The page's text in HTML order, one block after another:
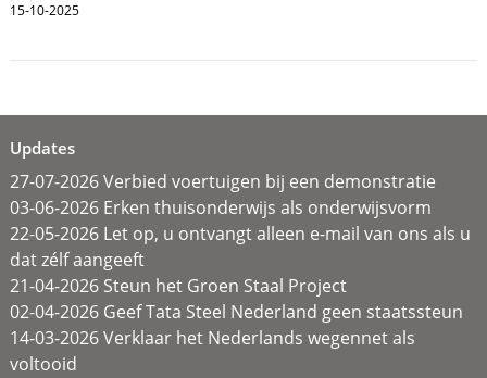
15-10-2025
Updates
27-07-2026 Verbied voertuigen bij een demonstratie
03-06-2026 Erken thuisonderwijs als onderwijsvorm
22-05-2026 Let op, u ontvangt alleen e-mail van ons als u
dat zélf aangeeft
21-04-2026 Steun het Groen Staal Project
02-04-2026 Geef Tata Steel Nederland geen staatssteun
14-03-2026 Verklaar het Nederlands wegennet als
voltooid